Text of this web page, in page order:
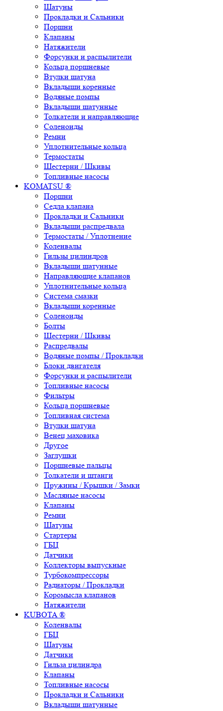
Шатуны
Прокладки и Сальники
Поршни
Клапаны
Натяжители
Форсунки и распылители
Кольца поршневые
Втулки шатуна
Вкладыши коренные
Водяные помпы
Вкладыши шатунные
Толкатели и направляющие
Соленоиды
Ремни
Уплотнительные кольца
Термостаты
Шестерни / Шкивы
Топливные насосы
KOMATSU ®
Поршни
Седла клапана
Прокладки и Сальники
Вкладыши распредвала
Термостаты / Уплотнение
Коленвалы
Гильзы цилиндров
Вкладыши шатунные
Направляющие клапанов
Уплотнительные кольца
Система смазки
Вкладыши коренные
Соленоиды
Болты
Шестерни / Шкивы
Распредвалы
Водяные помпы / Прокладки
Блоки двигателя
Форсунки и распылители
Топливные насосы
Фильтры
Кольца поршневые
Топливная система
Втулки шатуна
Венец маховика
Другое
Заглушки
Поршневые пальцы
Толкатели и штанги
Пружины / Крышки / Замки
Масляные насосы
Клапаны
Ремни
Шатуны
Стартеры
ГБЦ
Датчики
Коллекторы выпускные
Турбокомпрессоры
Радиаторы / Прокладки
Коромысла клапанов
Натяжители
KUBOTA ®
Коленвалы
ГБЦ
Шатуны
Датчики
Гильза цилиндра
Клапаны
Топливные насосы
Прокладки и Сальники
Вкладыши шатунные